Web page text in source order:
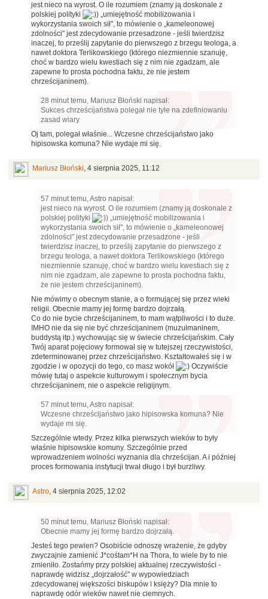
jest nieco na wyrost. O ile rozumiem (znamy ją doskonale z
polskiej polityki
) „umiejętność mobilizowania i
wykorzystania swoich sił", to mówienie o „kameleonowej
zdolności" jest zdecydowanie przesadzone - jeśli twierdzisz
inaczej, to prześlij zapytanie do pierwszego z brzegu teologa, a
nawet doktora Terlikowskiego (którego niezmiennie szanuję,
choć w bardzo wielu kwestiach się z nim nie zgadzam, ale
zapewne to prosta pochodna faktu, że nie jestem
chrześcijaninem).
28 minut temu, Mariusz Błoński napisał:
Sukces chrześcijaństwa polegał nie tyle na zdefiniowaniu
zasad wiary
Oj tam, polegał właśnie... Wczesne chrześcijaństwo jako
hipisowska komuna? Nie wydaje mi się.
Mariusz Błoński, 4 sierpnia 2025, 11:12
57 minut temu, Astro napisał:
jest nieco na wyrost. O ile rozumiem (znamy ją doskonale z
polskiej polityki
) „umiejętność mobilizowania i
wykorzystania swoich sił", to mówienie o „kameleonowej
zdolności" jest zdecydowanie przesadzone - jeśli
twierdzisz inaczej, to prześlij zapytanie do pierwszego z
brzegu teologa, a nawet doktora Terlikowskiego (którego
niezmiennie szanuję, choć w bardzo wielu kwestiach się z
nim nie zgadzam, ale zapewne to prosta pochodna faktu,
że nie jestem chrześcijaninem).
Nie mówimy o obecnym stanie, a o formującej się przez wieki
religii. Obecnie mamy jej formę bardzo dojrzałą.
Co do nie bycie chrześcijaninem, to mam wątpliwości i to duże.
IMHO nie da się nie być chrześcijaninem (muzułmaninem,
buddystą itp.) wychowując się w świecie chrześcijańskim. Cały
Twój aparat pojęciowy formował się w tutejszej rzeczywistości,
zdeterminowanej przez chrześcijaństwo. Kształtowałeś się i w
zgodzie i w opozycji do tego, co masz wokół
Oczywiście
mówię tutaj o aspekcie kulturowym i społecznym bycia
chrześcijaninem, nie o aspekcie religijnym.
57 minut temu, Astro napisał:
Wczesne chrześcijaństwo jako hipisowska komuna? Nie
wydaje mi się.
Szczególnie wtedy. Przez kilka pierwszych wieków to były
właśnie hipisowskie komuny. Szczególnie przed
wprowadzeniem wolności wyznania dla chrześcijan. A i później
proces formowania instytucji trwał długo i był burzliwy.
Astro, 4 sierpnia 2025, 12:02
50 minut temu, Mariusz Błoński napisał:
Obecnie mamy jej formę bardzo dojrzałą.
Jesteś tego pewien? Osobiście odnoszę wrażenie, że gdyby
zwyczajnie zamienić J*cośtam*H na Thora, to wiele by to nie
zmieniło. Zostańmy przy polskiej aktualnej rzeczywistości -
naprawdę widzisz „dojrzałość" w wypowiedziach
zdecydowanej większości biskupów i księży? Dla mnie to
naprawdę odór wieków nawet nie ciemnych.